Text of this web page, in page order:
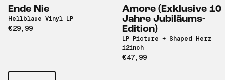
Ende Nie
Hellblaue Vinyl LP
€29,99
Amore (Exklusive 10
Jahre Jubiläums-
Edition)
LP Picture + Shaped Herz
12inch
€47,99